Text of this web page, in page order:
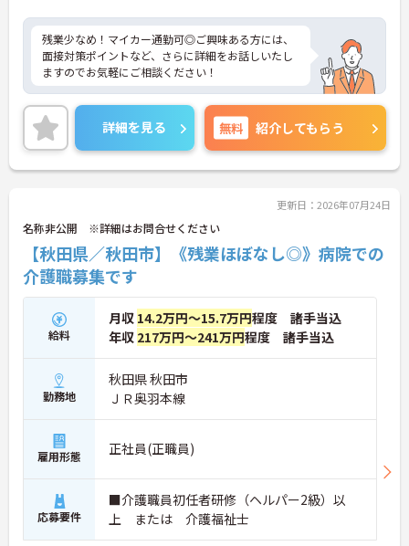
夜勤回数がしっかりと給与に反映されるためモチベ
ーションを維持できます
・年次を問わずリーダーや主任などのマネジメント
職へ昇格する事例も多数あり、腰を据えて長期的な
キャリア形成が可能です
残業少なめ！マイカー通勤可◎ご興味ある方には、
面接対策ポイントなど、さらに詳細をお話しいたし
ますのでお気軽にご相談ください！
詳細を見る 無料 紹介してもらう
更新日：2026年07月24日
名称非公開 ※詳細はお問合せください
【秋田県／秋田市】《残業ほぼなし◎》病院での
介護職募集です
給料
月収 14.2万円～15.7万円程度 諸手当込
年収 217万円～241万円程度 諸手当込
勤務地
秋田県 秋田市
ＪＲ奥羽本線
雇用形態 正社員(正職員)
応募要件
■介護職員初任者研修（ヘルパー2級）以
上 または 介護福祉士